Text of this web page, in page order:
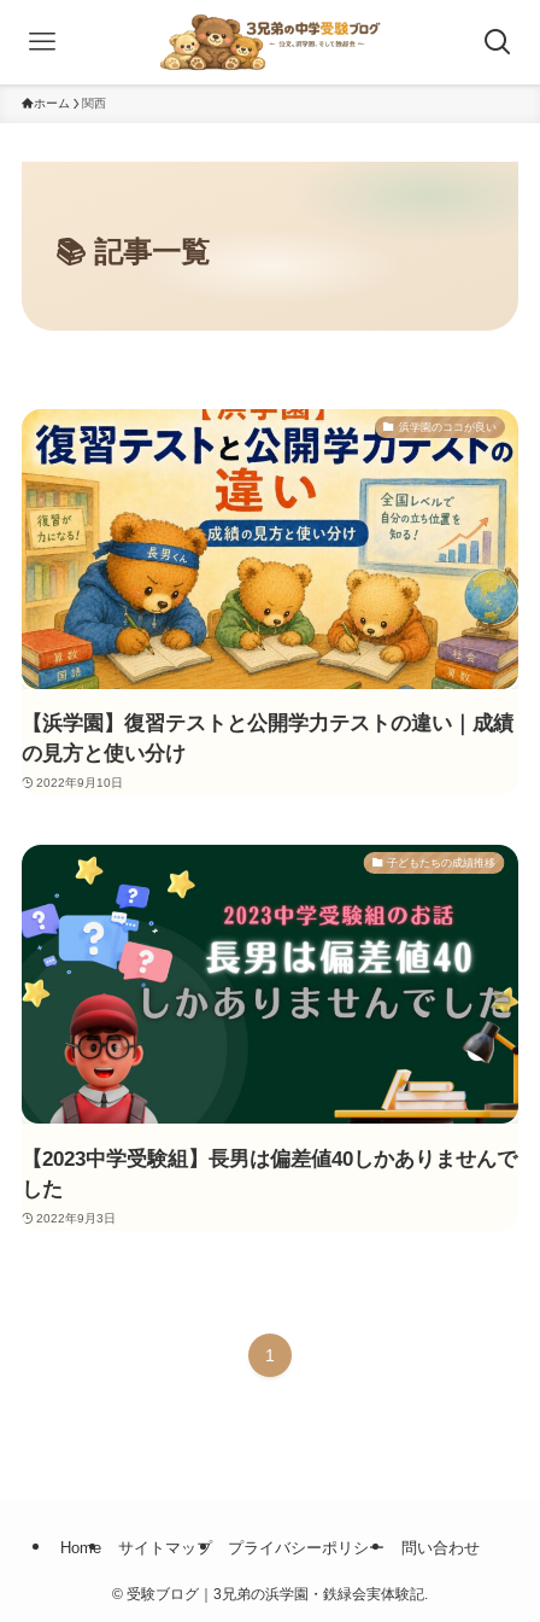
ホーム 関西
浜学園のココが良い
【浜学園】復習テストと公開学力テストの違い｜成績
の見方と使い分け
2022年9月10日
子どもたちの成績推移
【2023中学受験組】長男は偏差値40しかありませんで
した
2022年9月3日
1
Home サイトマップ プライバシーポリシー 問い合わせ
© 受験ブログ｜3兄弟の浜学園・鉄緑会実体験記.